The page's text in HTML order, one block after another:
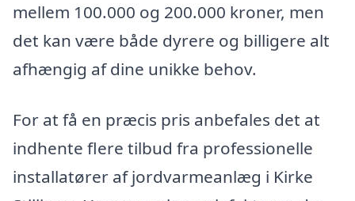
mellem 100.000 og 200.000 kroner, men
det kan være både dyrere og billigere alt
afhængig af dine unikke behov.
For at få en præcis pris anbefales det at
indhente flere tilbud fra professionelle
installatører af jordvarmeanlæg i Kirke